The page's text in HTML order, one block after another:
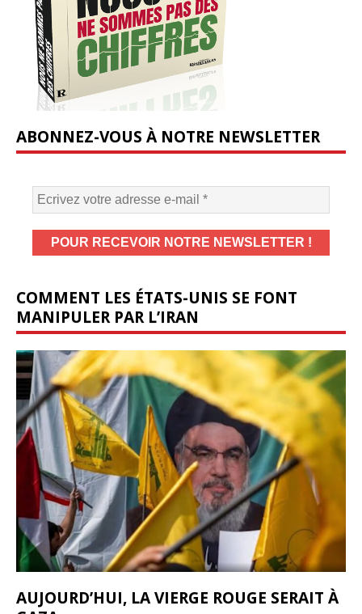
ABONNEZ-VOUS À NOTRE NEWSLETTER
COMMENT LES ÉTATS-UNIS SE FONT
MANIPULER PAR L’IRAN
AUJOURD’HUI, LA VIERGE ROUGE SERAIT À